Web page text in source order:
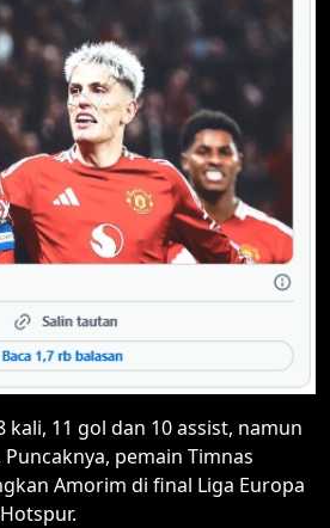
kali, 11 gol dan 10 assist, namun
pemain Timnas
Amorim di final Liga Europa